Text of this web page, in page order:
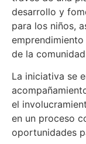
desarrollo y
para los niños,
de la
La iniciativa se
el
en un proceso
oportunidades